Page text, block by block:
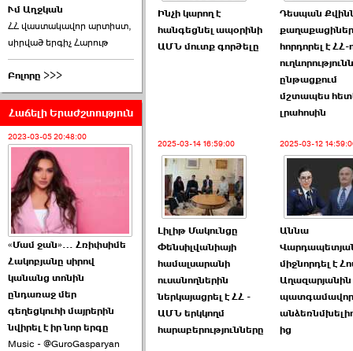
2026-06-21 23:00:00
armlur.ՔՊ-ի ներսում
սպասում են ›››
2026-06-10 22:55:00
Ուշքի չենք գալիս այն
խայտառակ ›››
2026-06-09 15:05:00
Ւմ Աղջկան
ՀՀ վաստակավոր արտիստ,
սիրված երգիչ Հարութ
Բոլորը >>>
Հաճելի Երաժշտություն
2023-03-05 20:48:00
«Մամ ջան»… Հռիփսիմե
Հակոբյանը սիրով
կանանց տոնին
ընդառաջ մեր
գեղեցկուհի մայրերին
նվիրել է իր նոր երգը
Music - @GuroGasparyan
Ինչի կարող է
հանգեցնել ապօրինի
ԱՄՆ մուտք գործելը
Դեսպան
հորդորել է ՀՀ-
ընթացքում
մշտապես
լրահոսին
2025-03-14 16:59:00
Լիլիթ Մակունցը
Փենսիլվանիայի
համալսարանի
ուսանողներին
ներկայացրել է ՀՀ -
ԱՄՆ երկկողմ
հարաբերությունները
2025-03-12
Աննա
միջնորդել է
Աղազարյանին
ից